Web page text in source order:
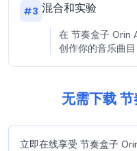
#3 混合和实验
在 节奏盒子 Orin
创作你的音乐曲目
无需下载
立即在线享受 节奏盒子